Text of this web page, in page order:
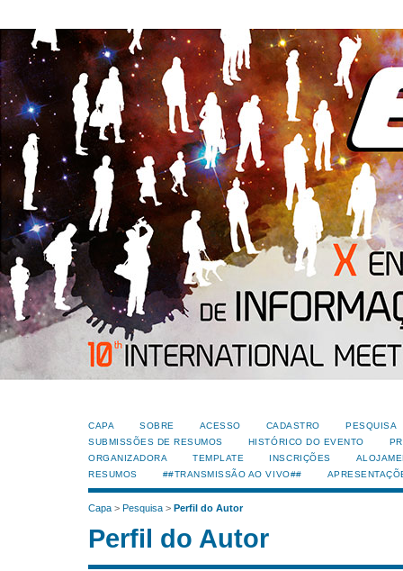
CAPA SOBRE ACESSO CADASTRO
PESQUISA
SUBMISSÕES DE RESUMOS
HISTÓRICO DO EVENTO
ORGANIZADORA
TEMPLATE INSCRIÇÕES
RESUMOS
##TRANSMISSÃO AO VIVO##
Capa > Pesquisa > Perfil do Autor
Perfil do Autor